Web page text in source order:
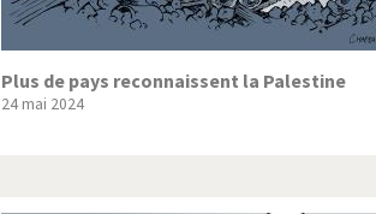
Plus de pays reconnaissent la Palestine
24 mai 2024